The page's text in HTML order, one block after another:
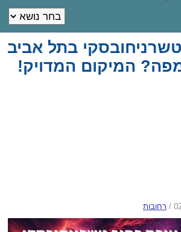
בתל אביב
המיקום המדויק!
/ רחובות